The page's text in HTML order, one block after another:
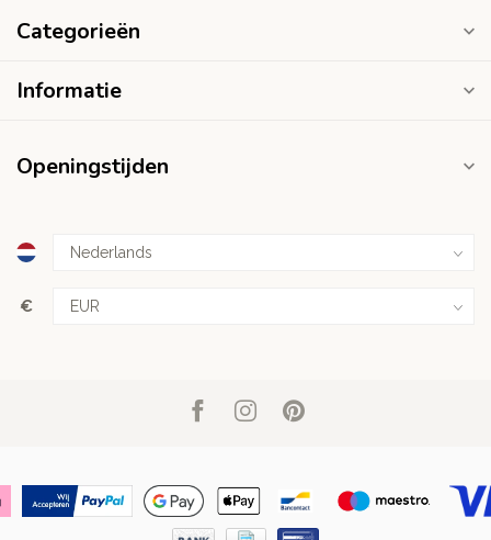
Categorieën
Informatie
Openingstijden
€